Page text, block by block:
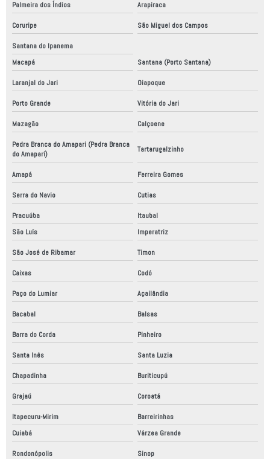
Palmeira dos Índios Arapiraca
Coruripe São Miguel dos Campos
Santana do Ipanema
Macapá
Santana (Porto Santana)
Laranjal do Jari Oiapoque
Porto Grande Vitória do Jari
Mazagão Calçoene
Pedra Branca do Amapari (Pedra Branca
do Amaparí)
Tartarugalzinho
Amapá Ferreira Gomes
Serra do Navio Cutias
Pracuúba
Itaubal
São Luís
Imperatriz
São José de Ribamar Timon
Caixas Codó
Paço do Lumiar Açailândia
Bacabal Balsas
Barra do Corda Pinheiro
Santa Inês Santa Luzia
Chapadinha Buriticupú
Grajaú Coroatá
Itapecuru-Mirim
Barreirinhas
Cuiabá
Várzea Grande
Rondonópolis Sinop